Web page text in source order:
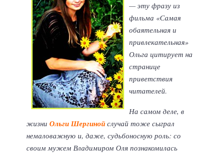
— эту фразу из
фильма «Самая
обаятельная и
привлекательная»
Ольга цитирует на
странице
приветствия
читателей.
На самом деле, в
жизни Ольги Шергиной случай тоже сыграл
немаловажную и, даже, судьбоносную роль: со
своим мужем Владимиром Оля познакомилась